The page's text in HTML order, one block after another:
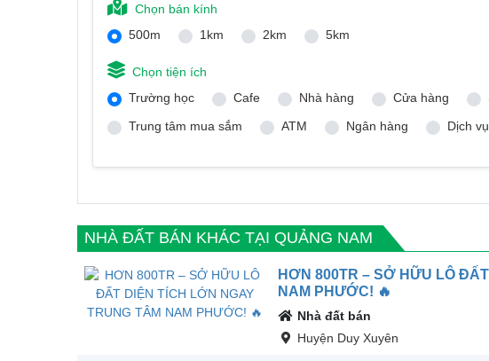
Chọn bán kính
500m
1km 2km 5km
Chọn tiện ích
Trường học
Cafe Nhà hàng Cửa hàng
Trung tâm mua sắm
ATM Ngân hàng Dịch
NHÀ ĐẤT BÁN KHÁC TẠI QUẢNG NAM
HƠN 800TR – SỞ HỮU LÔ
NAM PHƯỚC! 🔥
Nhà đất bán
Huyện Duy Xuyên